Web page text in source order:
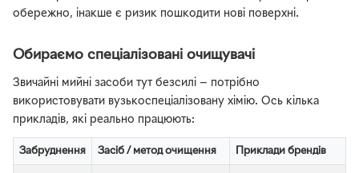
обережно, інакше є ризик пошкодити нові поверхні.
Обираємо спеціалізовані очищувачі
Звичайні мийні засоби тут безсилі — потрібно
використовувати вузькоспеціалізовану хімію. Ось кілька
прикладів, які реально працюють:
Забруднення Засіб / метод очищення Приклади брендів